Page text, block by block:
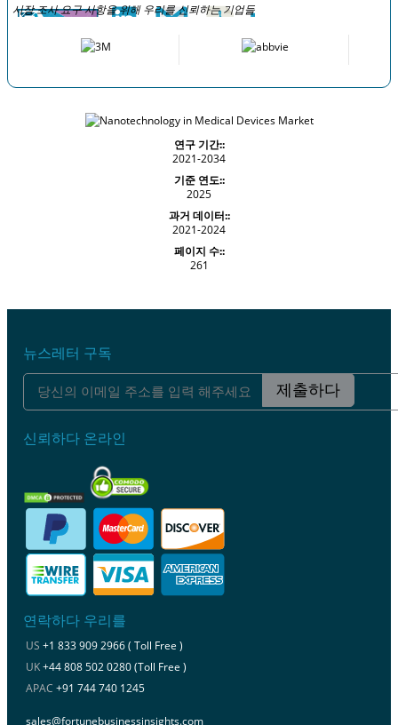
시장 조사 요구 사항을 위해 우리를 신뢰하는 기업들
연구 기간::
2021-2034
기준 연도::
2025
과거 데이터::
2021-2024
페이지 수::
261
뉴스레터 구독
제출하다
신뢰하다 온라인
연락하다 우리를
US +1 833 909 2966 ( Toll Free )
UK+44 808 502 0280 (Toll Free )
APAC +91 744 740 1245
sales@fortunebusinessinsights.com